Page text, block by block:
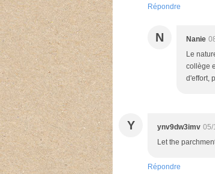
Répondre
N Nanie
Le
collège
d'effort,
Y ynv9dw3imv 05/
Let the
Répondre